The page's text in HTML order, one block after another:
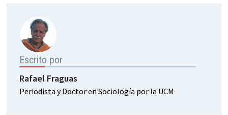
Escrito por
Rafael Fraguas
Periodista y Doctor en Sociología por la UCM